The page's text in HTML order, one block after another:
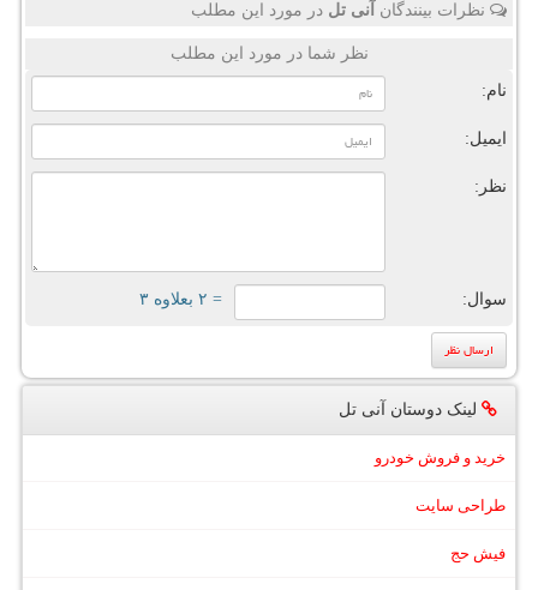
نظرات بینندگان آنی تل در مورد این مطلب
نظر شما در مورد این مطلب
نام:
ایمیل:
نظر:
سوال: = ۲ بعلاوه ۳
لینک دوستان آنی تل
خرید و فروش خودرو
طراحی سایت
فیش حج